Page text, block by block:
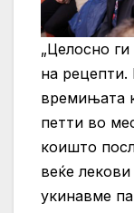
„Целосно
на
времињата
петти во
коишто
веќе
укинавме